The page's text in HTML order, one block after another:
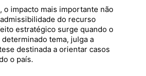
o impacto mais importante não
do recurso
estratégico surge quando o
tema, julga a
destinada a orientar casos
o país.